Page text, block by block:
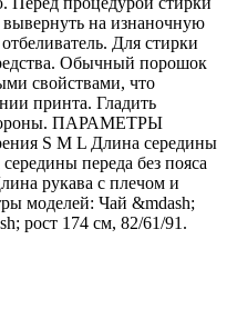
вывернуть на изнаночную
Для стирки
Обычный порошок
свойствами, что
принта. Гладить
ПАРАМЕТРЫ
S M L Длина середины
переда без пояса
рукава с плечом и
моделей: Чай &mdash;
рост 174 см, 82/61/91.